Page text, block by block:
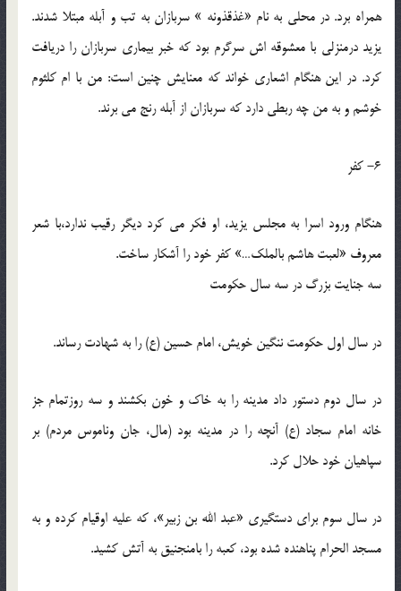
همراه برد. در محلی به نام «غذقذونه » سربازان به تب و آبله مبتلا شدند.
یزید درمنزلی با معشوقه اش سرگرم بود که خبر بیماری سربازان را دریافت
کرد. در این هنگام اشعاری خواند که معنایش چنین است: من با ام کلثوم
خوشم و به من چه ربطی دارد که سربازان از آبله رنج می برند.
6- کفر
هنگام ورود اسرا به مجلس یزید، او فکر می کرد دیگر رقیب ندارد،با شعر
معروف «لعبت هاشم بالملک…» کفر خود را آشکار ساخت.
سه جنایت بزرگ در سه سال حکومت
در سال اول حکومت ننگین خویش، امام حسین (ع) را به شهادت رساند.
در سال دوم دستور داد مدینه را به خاک و خون بکشند و سه روزتمام جز
خانه امام سجاد (ع) آنچه را در مدینه بود (مال، جان وناموس مردم) بر
سپاهیان خود حلال کرد.
در سال سوم برای دستگیری «عبد الله بن زبیر»، که علیه اوقیام کرده و به
مسجد الحرام پناهنده شده بود، کعبه را بامنجنیق به آتش کشید.